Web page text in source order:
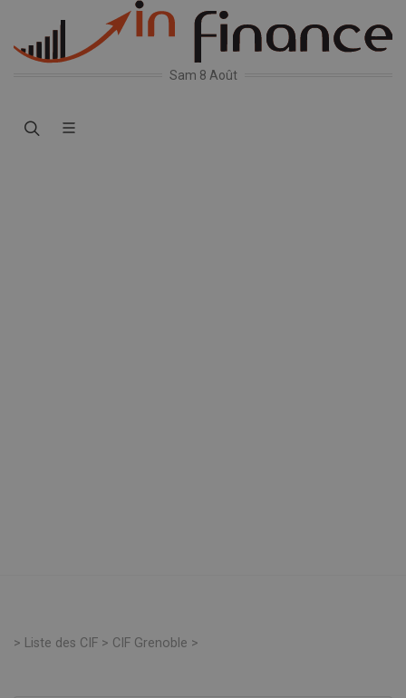
Sam 8 Août
> Liste des CIF > CIF Grenoble >